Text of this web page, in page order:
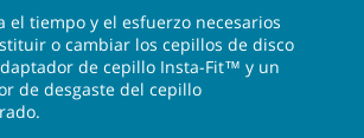
el tiempo y el esfuerzo necesarios
o cambiar los cepillos de disco
de cepillo Insta-Fit™ y un
de desgaste del cepillo